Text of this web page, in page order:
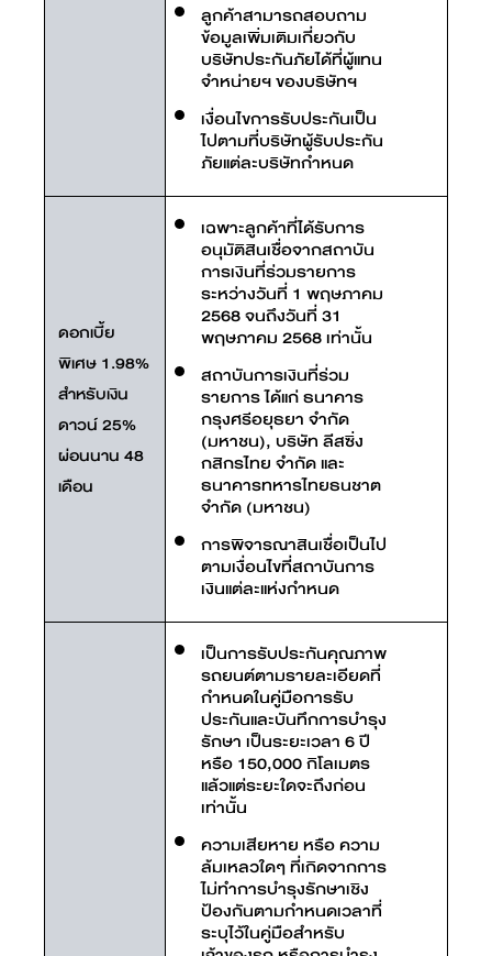
ลูกค้าสามารถสอบถาม
ข้อมูลเพิ่มเติมเกี่ยวกับ
บริษัทประกันภัยได้ที่ผู้แทน
จำหน่ายฯ ของบริษัทฯ
เงื่อนไขการรับประกันเป็น
ไปตามที่บริษัทผู้รับประกัน
ภัยแต่ละบริษัทกำหนด
ดอกเบี้ย
พิเศษ 1.98%
สำหรับเงิน
ดาวน์ 25%
ผ่อนนาน 48
เดือน
เฉพาะลูกค้าที่ได้รับการ
อนุมัติสินเชื่อจากสถาบัน
การเงินที่ร่วมรายการ
ระหว่างวันที่ 1 พฤษภาคม
2568 จนถึงวันที่ 31
พฤษภาคม 2568 เท่านั้น
สถาบันการเงินที่ร่วม
รายการ ได้แก่ ธนาคาร
กรุงศรีอยุธยา จำกัด
(มหาชน), บริษัท ลีสซิ่ง
กสิกรไทย จำกัด และ
ธนาคารทหารไทยธนชาต
จํากัด (มหาชน)
การพิจารณาสินเชื่อเป็นไป
ตามเงื่อนไขที่สถาบันการ
เงินแต่ละแห่งกำหนด
เป็นการรับประกันคุณภาพ
รถยนต์ตามรายละเอียดที่
กำหนดในคู่มือการรับ
ประกันและบันทึกการบำรุง
รักษา เป็นระยะเวลา 6 ปี
หรือ 150,000 กิโลเมตร
แล้วแต่ระยะใดจะถึงก่อน
เท่านั้น
ความเสียหาย หรือ ความ
ล้มเหลวใดๆ ที่เกิดจากการ
ไม่ทำการบำรุงรักษาเชิง
ป้องกันตามกำหนดเวลาที่
ระบุไว้ในคู่มือสำหรับ